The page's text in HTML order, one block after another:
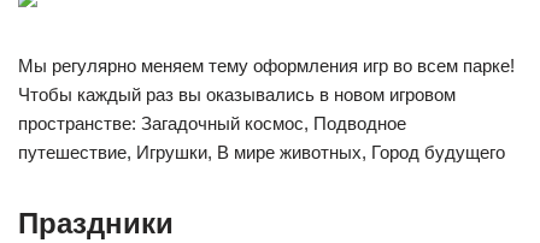
Мы регулярно меняем тему оформления игр во всем парке!
Чтобы каждый раз вы оказывались в новом игровом
пространстве: Загадочный космос, Подводное
путешествие, Игрушки, В мире животных, Город будущего
Праздники